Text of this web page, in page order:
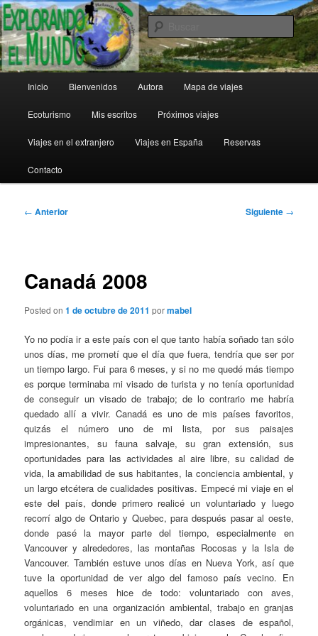
Ir
al
contenido
principalExplorando el Mundo
principal
Inicio Bienvenidos Autora Mapa de viajes
Ecoturismo Mis escritos Próximos viajes
Viajes en el extranjero Viajes en España Reservas
Contacto
Navegación
← Anterior Siguiente →
Canadá 2008
Posted on1 de octubre de 2011 pormabel
Yo no podía ir a este país con el que tanto había soñado tan sólo
unos días, me prometí que el día que fuera, tendría que ser por
un tiempo largo. Fui para 6 meses, y si no me quedé más tiempo
es porque terminaba mi visado de turista y no tenía oportunidad
de conseguir un visado de trabajo; de lo contrario me habría
quedado allí a vivir. Canadá es uno de mis países favoritos,
quizás el número uno de mi lista, por sus paisajes
impresionantes, su fauna salvaje, su gran extensión, sus
oportunidades para las actividades al aire libre, su calidad de
vida, la amabilidad de sus habitantes, la conciencia ambiental, y
un largo etcétera de cualidades positivas. Empecé mi viaje en el
este del país, donde primero realicé un voluntariado y luego
recorrí algo de Ontario y Quebec, para después pasar al oeste,
donde pasé la mayor parte del tiempo, especialmente en
Vancouver y alrededores, las montañas Rocosas y la Isla de
Vancouver. También estuve unos días en Nueva York, así que
tuve la oportunidad de ver algo del famoso país vecino. En
aquellos 6 meses hice de todo: voluntariado con aves,
voluntariado en una organización ambiental, trabajo en granjas
orgánicas, vendimiar en un viñedo, dar clases de español,